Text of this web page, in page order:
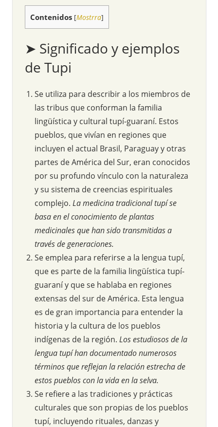
Contenidos [Mostrra]
➤ Significado y ejemplos
de Tupi
Se utiliza para describir a los miembros de
las tribus que conforman la familia
lingüística y cultural tupí-guaraní. Estos
pueblos, que vivían en regiones que
incluyen el actual Brasil, Paraguay y otras
partes de América del Sur, eran conocidos
por su profundo vínculo con la naturaleza
y su sistema de creencias espirituales
complejo. La medicina tradicional tupí se
basa en el conocimiento de plantas
medicinales que han sido transmitidas a
través de generaciones.
Se emplea para referirse a la lengua tupí,
que es parte de la familia lingüística tupí-
guaraní y que se hablaba en regiones
extensas del sur de América. Esta lengua
es de gran importancia para entender la
historia y la cultura de los pueblos
indígenas de la región. Los estudiosos de la
lengua tupí han documentado numerosos
términos que reflejan la relación estrecha de
estos pueblos con la vida en la selva.
Se refiere a las tradiciones y prácticas
culturales que son propias de los pueblos
tupí, incluyendo rituales, danzas y